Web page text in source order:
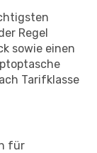
Regel
sowie einen
Tarifklasse
für